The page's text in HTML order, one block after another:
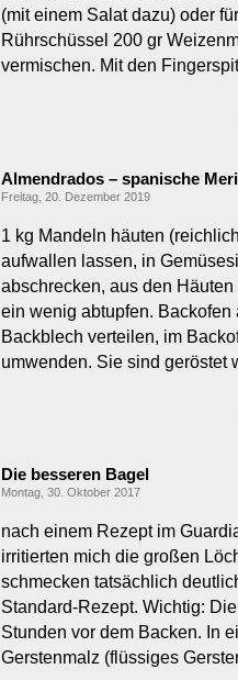
(mit einem Salat dazu) oder
Rührschüssel 200 gr
vermischen. Mit den
Almendrados – spanische
Freitag, 20. Dezember 2019
1 kg Mandeln häuten
aufwallen lassen, in
abschrecken, aus den
ein wenig abtupfen.
Backblech verteilen, im
umwenden. Sie sind
Die besseren Bagel
Montag, 30. Oktober 2017
nach einem Rezept im
irritierten mich die großen
schmecken tatsächlich
Standard-Rezept. Wichtig:
Stunden vor dem Backen. In
Gerstenmalz (flüssiges